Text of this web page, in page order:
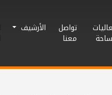
تواصل
معنا
الأرشيف